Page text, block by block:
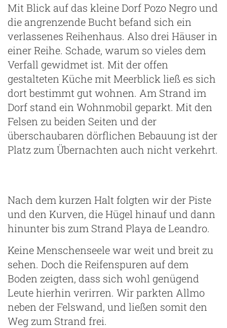
Mit Blick auf das kleine Dorf Pozo Negro und
die angrenzende Bucht befand sich ein
verlassenes Reihenhaus. Also drei Häuser in
einer Reihe. Schade, warum so vieles dem
Verfall gewidmet ist. Mit der offen
gestalteten Küche mit Meerblick ließ es sich
dort bestimmt gut wohnen. Am Strand im
Dorf stand ein Wohnmobil geparkt. Mit den
Felsen zu beiden Seiten und der
überschaubaren dörflichen Bebauung ist der
Platz zum Übernachten auch nicht verkehrt.
Nach dem kurzen Halt folgten wir der Piste
und den Kurven, die Hügel hinauf und dann
hinunter bis zum Strand Playa de Leandro.
Keine Menschenseele war weit und breit zu
sehen. Doch die Reifenspuren auf dem
Boden zeigten, dass sich wohl genügend
Leute hierhin verirren. Wir parkten Allmo
neben der Felswand, und ließen somit den
Weg zum Strand frei.